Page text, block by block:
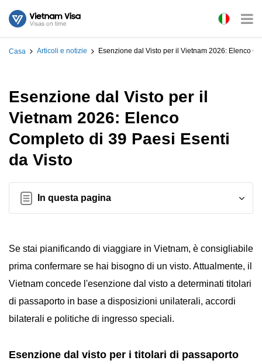
Casa Articoli e notizie Esenzione dal Visto per il Vietnam 2026: Elenco
Esenzione dal Visto per il
Vietnam 2026: Elenco
Completo di 39 Paesi Esenti
da Visto
In questa pagina
Se stai pianificando di viaggiare in Vietnam, è consigliabile
prima confermare se hai bisogno di un visto. Attualmente, il
Vietnam concede l'esenzione dal visto a determinati titolari
di passaporto in base a disposizioni unilaterali, accordi
bilaterali e politiche di ingresso speciali.
Esenzione dal visto per i titolari di passaporto